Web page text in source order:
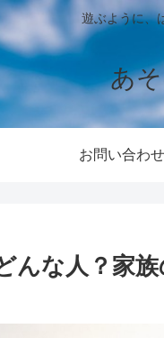
遊ぶように、
あ
お問い合わせ
んな人？家